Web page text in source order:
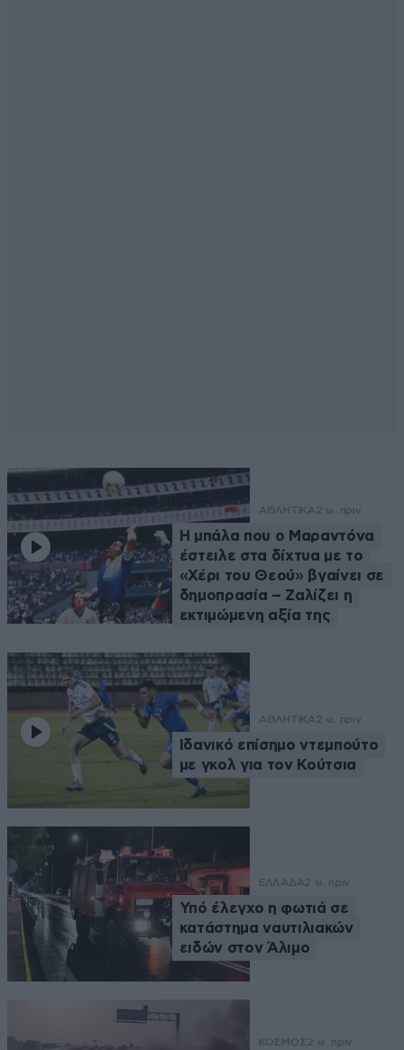
ΑΘΛΗΤΙΚΑ2 ω. πριν
Η μπάλα που ο Μαραντόνα
έστειλε στα δίχτυα με το
«Χέρι του Θεού» βγαίνει σε
δημοπρασία – Ζαλίζει η
εκτιμώμενη αξία της
ΑΘΛΗΤΙΚΑ2 ω. πριν
Ιδανικό επίσημο ντεμπούτο
με γκολ για τον Κούτσια
ΕΛΛΑΔΑ2 ω. πριν
Υπό έλεγχο η φωτιά σε
κατάστημα ναυτιλιακών
ειδών στον Άλιμο
ΚΟΣΜΟΣ2 ω. πριν